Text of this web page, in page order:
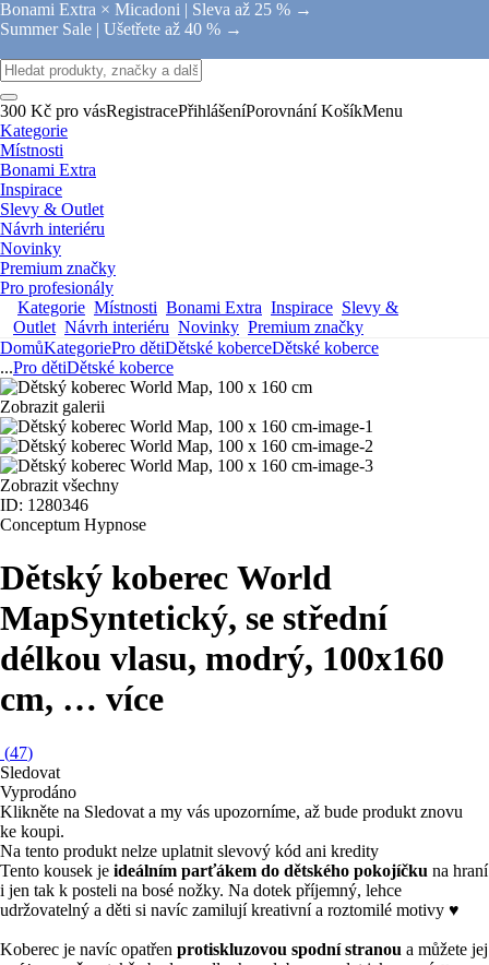
Bonami Extra × Micadoni | Sleva až 25 % →
Summer Sale | Ušetřete až 40 % →
300 Kč pro vásRegistracePřihlášeníPorovnání KošíkMenu
Kategorie
Místnosti
Bonami Extra
Inspirace
Slevy & Outlet
Návrh interiéru
Novinky
Premium značky
Pro profesionály
Kategorie Místnosti Bonami Extra Inspirace Slevy &
Outlet Návrh interiéru Novinky Premium značky
DomůKategoriePro dětiDětské koberceDětské koberce
...Pro dětiDětské koberce
Zobrazit galerii
Zobrazit všechny
ID: 1280346
Conceptum Hypnose
Dětský koberec World
MapSyntetický, se střední
délkou vlasu, modrý, 100x160
cm, … více
(47)
Sledovat
Vyprodáno
Klikněte na Sledovat a my vás upozorníme, až bude produkt znovu
ke koupi.
Na tento produkt nelze uplatnit slevový kód ani kredity
Tento kousek je ideálním parťákem do dětského pokojíčku na hraní
i jen tak k posteli na bosé nožky. Na dotek příjemný, lehce
udržovatelný a děti si navíc zamilují kreativní a roztomilé motivy ♥
Koberec je navíc opatřen protiskluzovou spodní stranou a můžete jej